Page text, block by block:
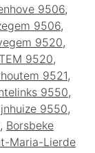
9506,
9506,
9520,
9520,
9521,
9550,
9550,
, Borsbeke
Maria-Lierde